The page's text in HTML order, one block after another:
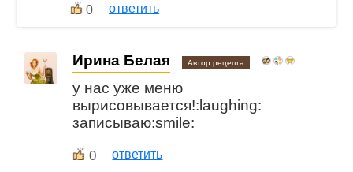
0 ответить
Ирина Белая Автор рецепта
у нас уже меню
вырисовывается!:laughing:
записываю:smile:
0 ответить